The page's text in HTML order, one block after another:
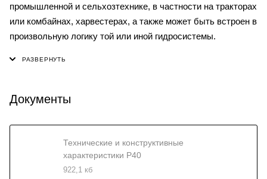
промышленной и сельхозтехнике, в частности на тракторах
или комбайнах, харвестерах, а также может быть встроен в
произвольную логику той или иной гидросистемы.
Документы
Технические и конструктивные
характеристики P40
922,1 кб